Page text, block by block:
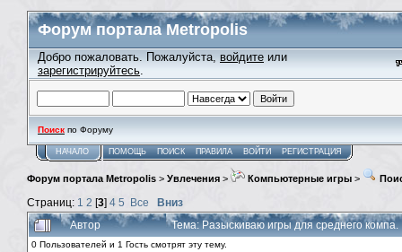
Форум портала Metropolis
Добро пожаловать. Пожалуйста, войдите или
зарегистрируйтесь.
Поиск по Форуму
НАЧАЛО ПОМОЩЬ ПОИСК ПРАВИЛА ВОЙТИ РЕГИСТРАЦИЯ
Форум портала Metropolis > Увлечения > Компьютерные игры >
Страниц: 1 2 [3] 4 5 Все
Вниз
Автор
Тема: Разыскиваю игры для среднего
0 Пользователей и 1 Гость смотрят эту тему.